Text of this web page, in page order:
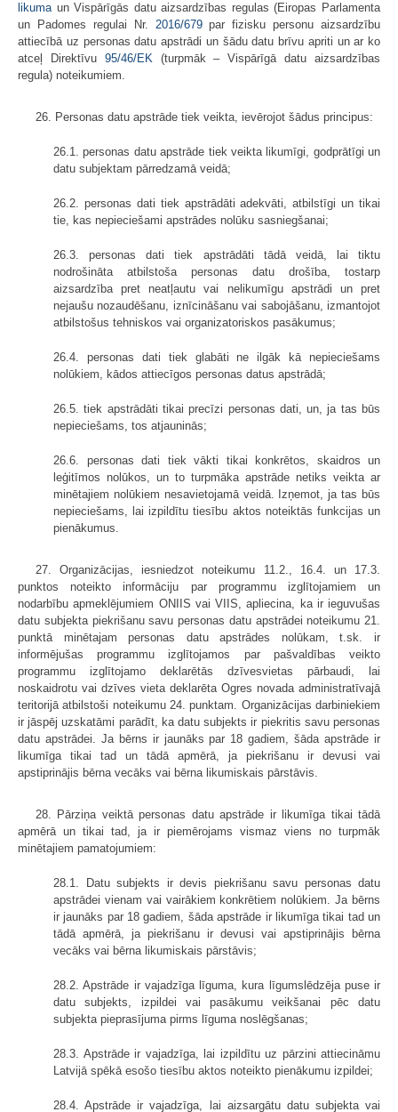
likumaun Vispārīgās datu aizsardzības regulas (Eiropas Parlamenta
un Padomes regulai Nr. 2016/679par fizisku personu aizsardzību
attiecībā uz personas datu apstrādi un šādu datu brīvu apriti un ar ko
atceļ Direktīvu 95/46/EK(turpmāk – Vispārīgā datu aizsardzības
regula) noteikumiem.
26. Personas datu apstrāde tiek veikta, ievērojot šādus principus:
26.1. personas datu apstrāde tiek veikta likumīgi, godprātīgi un
datu subjektam pārredzamā veidā;
26.2. personas dati tiek apstrādāti adekvāti, atbilstīgi un tikai
tie, kas nepieciešami apstrādes nolūku sasniegšanai;
26.3. personas dati tiek apstrādāti tādā veidā, lai tiktu
nodrošināta atbilstoša personas datu drošība, tostarp
aizsardzība pret neatļautu vai nelikumīgu apstrādi un pret
nejaušu nozaudēšanu, iznīcināšanu vai sabojāšanu, izmantojot
atbilstošus tehniskos vai organizatoriskos pasākumus;
26.4. personas dati tiek glabāti ne ilgāk kā nepieciešams
nolūkiem, kādos attiecīgos personas datus apstrādā;
26.5. tiek apstrādāti tikai precīzi personas dati, un, ja tas būs
nepieciešams, tos atjauninās;
26.6. personas dati tiek vākti tikai konkrētos, skaidros un
leģitīmos nolūkos, un to turpmāka apstrāde netiks veikta ar
minētajiem nolūkiem nesavietojamā veidā. Izņemot, ja tas būs
nepieciešams, lai izpildītu tiesību aktos noteiktās funkcijas un
pienākumus.
27. Organizācijas, iesniedzot noteikumu 11.2., 16.4. un 17.3.
punktos noteikto informāciju par programmu izglītojamiem un
nodarbību apmeklējumiem ONIIS vai VIIS, apliecina, ka ir ieguvušas
datu subjekta piekrišanu savu personas datu apstrādei noteikumu 21.
punktā minētajam personas datu apstrādes nolūkam, t.sk. ir
informējušas programmu izglītojamos par pašvaldības veikto
programmu izglītojamo deklarētās dzīvesvietas pārbaudi, lai
noskaidrotu vai dzīves vieta deklarēta Ogres novada administratīvajā
teritorijā atbilstoši noteikumu 24. punktam. Organizācijas darbiniekiem
ir jāspēj uzskatāmi parādīt, ka datu subjekts ir piekritis savu personas
datu apstrādei. Ja bērns ir jaunāks par 18 gadiem, šāda apstrāde ir
likumīga tikai tad un tādā apmērā, ja piekrišanu ir devusi vai
apstiprinājis bērna vecāks vai bērna likumiskais pārstāvis.
28. Pārziņa veiktā personas datu apstrāde ir likumīga tikai tādā
apmērā un tikai tad, ja ir piemērojams vismaz viens no turpmāk
minētajiem pamatojumiem:
28.1. Datu subjekts ir devis piekrišanu savu personas datu
apstrādei vienam vai vairākiem konkrētiem nolūkiem. Ja bērns
ir jaunāks par 18 gadiem, šāda apstrāde ir likumīga tikai tad un
tādā apmērā, ja piekrišanu ir devusi vai apstiprinājis bērna
vecāks vai bērna likumiskais pārstāvis;
28.2. Apstrāde ir vajadzīga līguma, kura līgumslēdzēja puse ir
datu subjekts, izpildei vai pasākumu veikšanai pēc datu
subjekta pieprasījuma pirms līguma noslēgšanas;
28.3. Apstrāde ir vajadzīga, lai izpildītu uz pārzini attiecināmu
Latvijā spēkā esošo tiesību aktos noteikto pienākumu izpildei;
28.4. Apstrāde ir vajadzīga, lai aizsargātu datu subjekta vai